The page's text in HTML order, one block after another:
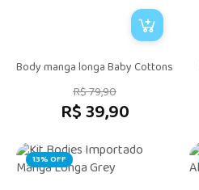
Body manga longa Baby Cottons
R$ 79,90
R$ 39,90
13% OFF